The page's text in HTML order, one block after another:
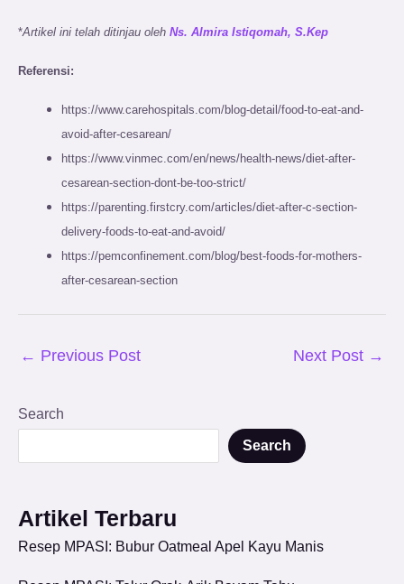
*Artikel ini telah ditinjau oleh Ns. Almira Istiqomah, S.Kep
Referensi:
https://www.carehospitals.com/blog-detail/food-to-eat-and-
avoid-after-cesarean/
https://www.vinmec.com/en/news/health-news/diet-after-
cesarean-section-dont-be-too-strict/
https://parenting.firstcry.com/articles/diet-after-c-section-
delivery-foods-to-eat-and-avoid/
https://pemconfinement.com/blog/best-foods-for-mothers-
after-cesarean-section
← Previous Post Next Post →
Search
Search
Artikel Terbaru
Resep MPASI: Bubur Oatmeal Apel Kayu Manis